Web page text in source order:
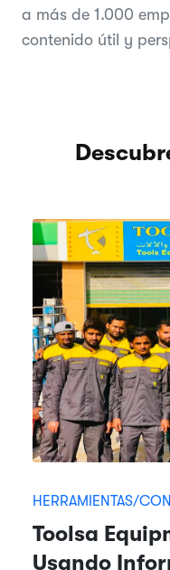
a más de 1.000
contenido útil y
HERRAMIENTAS/
Toolsa
Usando